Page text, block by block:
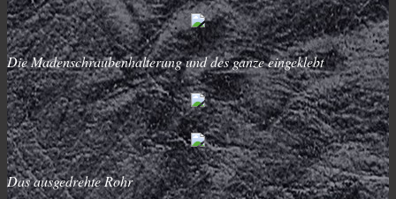
Die Madenschraubenhalterung und des ganze eingeklebt
Das ausgedrehte Rohr